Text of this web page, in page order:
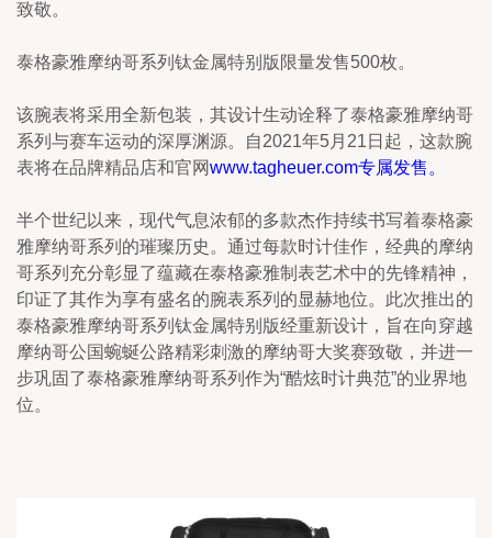
致敬。
泰格豪雅摩纳哥系列钛金属特别版限量发售500枚。
该腕表将采用全新包装，其设计生动诠释了泰格豪雅摩纳哥
系列与赛车运动的深厚渊源。自2021年5月21日起，这款腕
表将在品牌精品店和官网www.tagheuer.com专属发售。
半个世纪以来，现代气息浓郁的多款杰作持续书写着泰格豪
雅摩纳哥系列的璀璨历史。通过每款时计佳作，经典的摩纳
哥系列充分彰显了蕴藏在泰格豪雅制表艺术中的先锋精神，
印证了其作为享有盛名的腕表系列的显赫地位。此次推出的
泰格豪雅摩纳哥系列钛金属特别版经重新设计，旨在向穿越
摩纳哥公国蜿蜒公路精彩刺激的摩纳哥大奖赛致敬，并进一
步巩固了泰格豪雅摩纳哥系列作为“酷炫时计典范”的业界地
位。